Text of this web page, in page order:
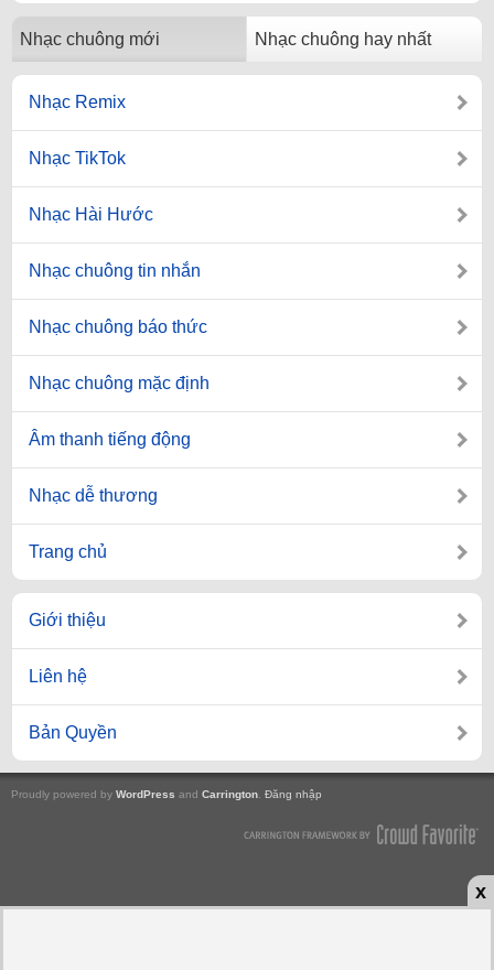
Nhạc chuông mới Nhạc chuông hay nhất
Nhạc Remix
Nhạc TikTok
Nhạc Hài Hước
Nhạc chuông tin nhắn
Nhạc chuông báo thức
Nhạc chuông mặc định
Âm thanh tiếng động
Nhạc dễ thương
Trang chủ
Giới thiệu
Liên hệ
Bản Quyền
Proudly powered by WordPress and Carrington Đăng nhập
x